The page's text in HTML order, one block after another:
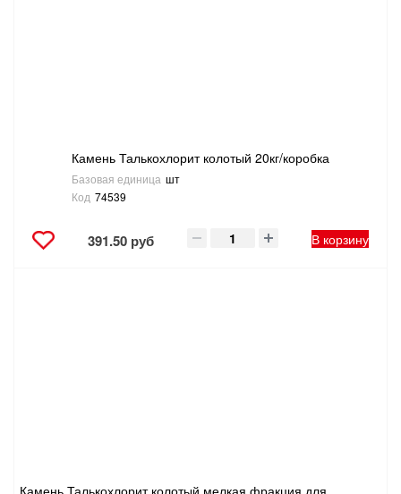
Камень Талькохлорит колотый 20кг/коробка
Базовая единица шт
Код 74539
391.50 руб В корзину
Камень Талькохлорит колотый мелкая фракция для